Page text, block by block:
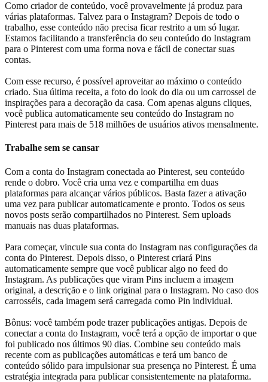
Como criador de conteúdo, você provavelmente já produz para
várias plataformas. Talvez para o Instagram? Depois de todo o
trabalho, esse conteúdo não precisa ficar restrito a um só lugar.
Estamos facilitando a transferência do seu conteúdo do Instagram
para o Pinterest com uma forma nova e fácil de conectar suas
contas.
Com esse recurso, é possível aproveitar ao máximo o conteúdo
criado. Sua última receita, a foto do look do dia ou um carrossel de
inspirações para a decoração da casa. Com apenas alguns cliques,
você publica automaticamente seu conteúdo do Instagram no
Pinterest para mais de 518 milhões de usuários ativos mensalmente.
Trabalhe sem se cansar
Com a conta do Instagram conectada ao Pinterest, seu conteúdo
rende o dobro. Você cria uma vez e compartilha em duas
plataformas para alcançar vários públicos. Basta fazer a ativação
uma vez para publicar automaticamente e pronto. Todos os seus
novos posts serão compartilhados no Pinterest. Sem uploads
manuais nas duas plataformas.
Para começar, vincule sua conta do Instagram nas configurações da
conta do Pinterest. Depois disso, o Pinterest criará Pins
automaticamente sempre que você publicar algo no feed do
Instagram. As publicações que viram Pins incluem a imagem
original, a descrição e o link original para o Instagram. No caso dos
carrosséis, cada imagem será carregada como Pin individual.
Bônus: você também pode trazer publicações antigas. Depois de
conectar a conta do Instagram, você terá a opção de importar o que
foi publicado nos últimos 90 dias. Combine seu conteúdo mais
recente com as publicações automáticas e terá um banco de
conteúdo sólido para impulsionar sua presença no Pinterest. É uma
estratégia integrada para publicar consistentemente na plataforma.